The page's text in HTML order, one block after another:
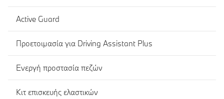
Active Guard
Προετοιμασία για Driving Assistant Plus
Ενεργή προστασία πεζών
Κιτ επισκευής ελαστικών